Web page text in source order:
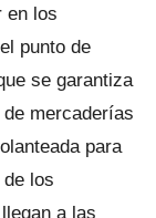
en los
punto de
se garantiza
mercaderías
para
los
a las